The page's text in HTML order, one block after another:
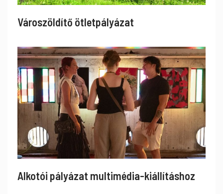
Városzöldítő ötletpályázat
Alkotói pályázat multimédia-kiállításhoz